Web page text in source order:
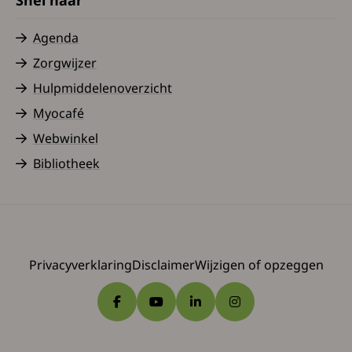
Agenda
Zorgwijzer
Hulpmiddelenoverzicht
Myocafé
Webwinkel
Bibliotheek
PrivacyverklaringDisclaimerWijzigen of opzeggen
Ga naar Facebook
Ga naar YouTube
Ga naar LinkedIn
Ga naar Instagram